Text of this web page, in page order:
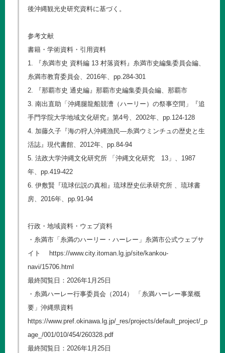
後沖縄観光史研究資料に基づく。
参考文献
書籍・学術資料・引用資料
1. 『糸満市史 資料編 13 村落資料』糸満市史編集委員会編、
糸満市教育委員会、2016年、pp.284-301
2. 『那覇市史 通史編』那覇市史編集委員会編、那覇市
3. 南出直助「沖縄腿龍船競漕（ハーリー）の祭事空間」『追
手門学院大学地域文化研究』第4号、2002年、pp.124-128
4. 加藤久子『海の狩人沖縄漁民―糸満ウミンチュの歴史と生
活誌』現代書館、2012年、pp.84-94
5. 法政大学沖縄文化研究所 「沖縄文化研究 13」、1987
年、pp.419-422
6. 伊敷賢『琉球伝説の真相』琉球歴史伝承研究所 、琉球書
房、2016年、pp.91-94
行政・地域資料・ウェブ資料
・糸満市「糸満のハーリー・ハーレー」糸満市公式ウェブサ
イト
https://www.city.itoman.lg.jp/site/kankou-
navi/15706.html
最終閲覧日：2026年1月25日
・糸満ハーレー行事委員会（2014） 「糸満ハーレー事業概
要」沖縄県資料
https://www.pref.okinawa.lg.jp/_res/projects/default_project/_p
age_/001/010/454/260328.pdf
最終閲覧日：2026年1月25日